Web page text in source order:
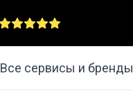
Все сервисы и бренды